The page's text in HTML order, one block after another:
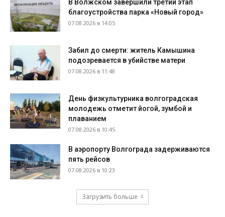
В Волжском завершили третий этап
благоустройства парка «Новый город»
07.08.2026 в 14:05
Забил до смерти: житель Камышина
подозревается в убийстве матери
07.08.2026 в 11:48
День физкультурника волгоградская
молодежь отметит йогой, зумбой и
плаванием
07.08.2026 в 10:45
В аэропорту Волгограда задерживаются
пять рейсов
07.08.2026 в 10:23
Загрузить больше